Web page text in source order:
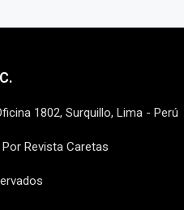
1802, Surquillo, Lima - Perú
Revista Caretas